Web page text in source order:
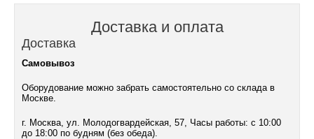
Доставка и оплата
Доставка
Самовывоз
Оборудование можно забрать самостоятельно со склада в
Москве.
г. Москва, ул. Молодогвардейская, 57, Часы работы: с 10:00
до 18:00 по будням (без обеда).